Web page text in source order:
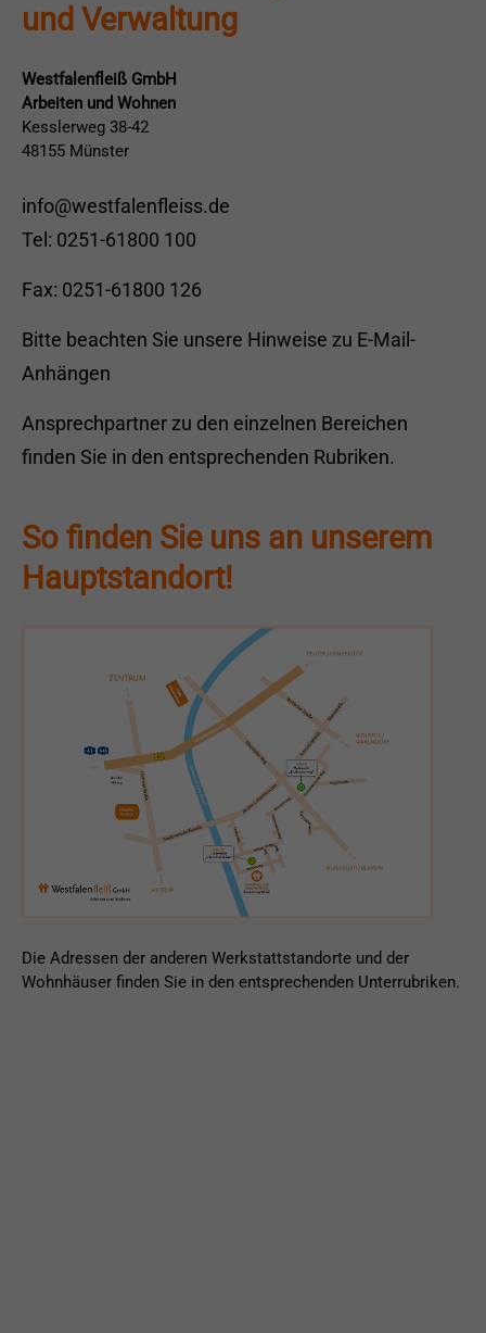
und Verwaltung
Westfalenfleiß GmbH
Arbeiten und Wohnen
Kesslerweg 38-42
48155 Münster
info@westfalenfleiss.de
Tel: 0251-61800 100
Fax: 0251-61800 126
Bitte beachten Sie unsere Hinweise zu E-Mail-
Anhängen
Ansprechpartner zu den einzelnen Bereichen
finden Sie in den entsprechenden Rubriken.
So finden Sie uns an unserem
Hauptstandort!
Die Adressen der anderen Werkstattstandorte und der
Wohnhäuser finden Sie in den entsprechenden Unterrubriken.